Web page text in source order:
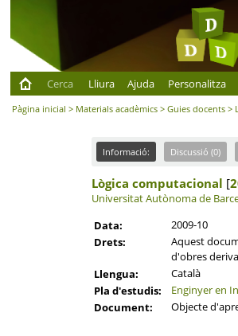
Cerca
Lliura Ajuda Personalitza
Pàgina inicial > Materials acadèmics >Guies docents >
Informació: Discussió (0)
Lògica computacional [
Universitat Autònoma de
Data:
2009-10
Drets:
Aquest
d'obres
Llengua:
Català
Pla d'estudis:
Enginyer en
Document:
Objecte